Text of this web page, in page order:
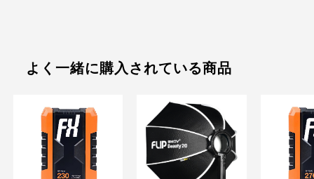
よく一緒に購入されている商品